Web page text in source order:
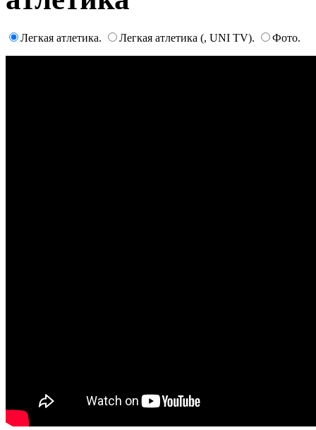
Легкая атлетика. Легкая атлетика (, UNI TV). Фото.